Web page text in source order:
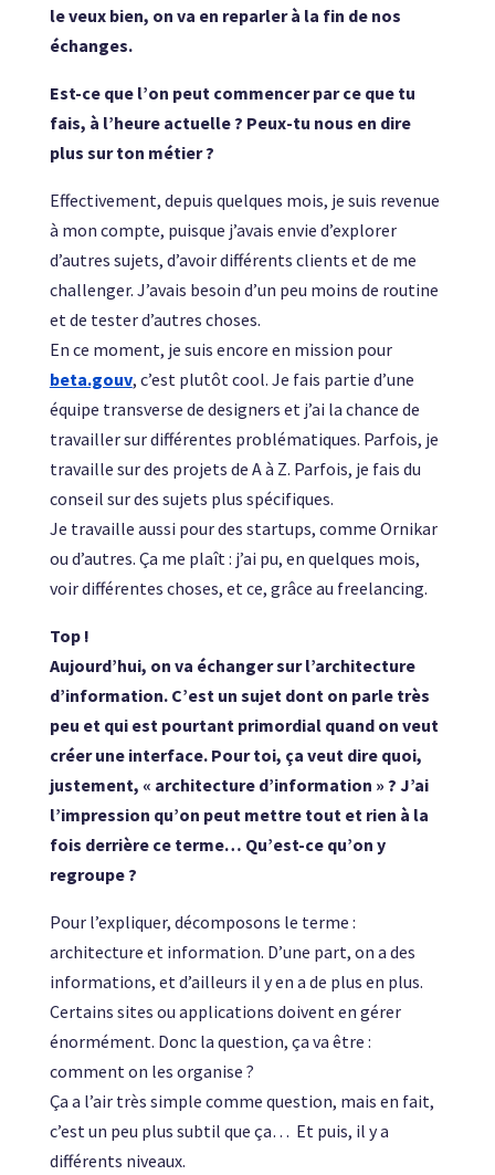
le veux bien, on va en reparler à la fin de nos
échanges.
Est-ce que l’on peut commencer par ce que tu
fais, à l’heure actuelle ? Peux-tu nous en dire
plus sur ton métier ?
Effectivement, depuis quelques mois, je suis revenue
à mon compte, puisque j’avais envie d’explorer
d’autres sujets, d’avoir différents clients et de me
challenger. J’avais besoin d’un peu moins de routine
et de tester d’autres choses.
En ce moment, je suis encore en mission pour
beta.gouv, c’est plutôt cool. Je fais partie d’une
équipe transverse de designers et j’ai la chance de
travailler sur différentes problématiques. Parfois, je
travaille sur des projets de A à Z. Parfois, je fais du
conseil sur des sujets plus spécifiques.
Je travaille aussi pour des startups, comme Ornikar
ou d’autres. Ça me plaît : j’ai pu, en quelques mois,
voir différentes choses, et ce, grâce au freelancing.
Top !
Aujourd’hui, on va échanger sur l’architecture
d’information. C’est un sujet dont on parle très
peu et qui est pourtant primordial quand on veut
créer une interface. Pour toi, ça veut dire quoi,
justement, « architecture d’information » ? J’ai
l’impression qu’on peut mettre tout et rien à la
fois derrière ce terme… Qu’est-ce qu’on y
regroupe ?
Pour l’expliquer, décomposons le terme :
architecture et information. D’une part, on a des
informations, et d’ailleurs il y en a de plus en plus.
Certains sites ou applications doivent en gérer
énormément. Donc la question, ça va être :
comment on les organise ?
Ça a l’air très simple comme question, mais en fait,
c’est un peu plus subtil que ça… Et puis, il y a
différents niveaux.